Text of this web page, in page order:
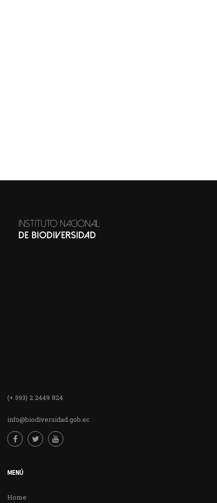
(+ 593) 2 2449 824
info@biodiversidad.gob.ec
MENÚ
Home